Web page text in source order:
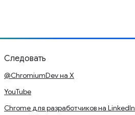
Следовать
@ChromiumDev на X
YouTube
Chrome для разработчиков на LinkedIn